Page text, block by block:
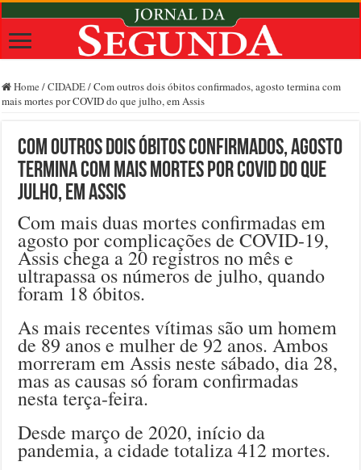
Home /CIDADE/Com outros dois óbitos confirmados, agosto termina com
mais mortes por COVID do que julho, em Assis
Com outros dois óbitos confirmados, agosto
termina com mais mortes por COVID do que
julho, em Assis
Com mais duas mortes confirmadas em
agosto por complicações de COVID-19,
Assis chega a 20 registros no mês e
ultrapassa os números de julho, quando
foram 18 óbitos.
As mais recentes vítimas são um homem
de 89 anos e mulher de 92 anos. Ambos
morreram em Assis neste sábado, dia 28,
mas as causas só foram confirmadas
nesta terça-feira.
Desde março de 2020, início da
pandemia, a cidade totaliza 412 mortes.